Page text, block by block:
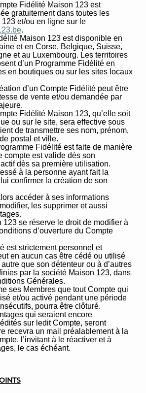
Fidélité Maison 123 est
gratuitement dans toutes les
et/ou en ligne sur le
.
Maison 123 est disponible en
et en Corse, Belgique, Suisse,
et au Luxembourg. Les territoires
d’un Programme Fidélité en
en boutiques ou sur les sites locaux
d’un Compte Fidélité peut être
de vente et/ou demandée par
Fidélité Maison 123, qu’elle soit
ou sur le site, sera effective sous
de transmettre ses nom, prénom,
postal et ville.
Fidélité est faite de manière
compte est valide dès son
dès sa première utilisation.
à la personne ayant fait la
confirmer la création de son
accéder à ses informations
les supprimer et aussi
123 se réserve le droit de modifier à
d’ouverture du Compte
est strictement personnel et
en aucun cas être cédé ou utilisé
que son détenteur ou à d’autres
par la société Maison 123, dans
Générales.
ses Membres que tout Compte qui
et/ou activé pendant une période
pourra être clôturé.
qui seraient encore
sur ledit Compte, seront
recevra un mail préalablement à la
l’invitant à le réactiver et à
le cas échéant.